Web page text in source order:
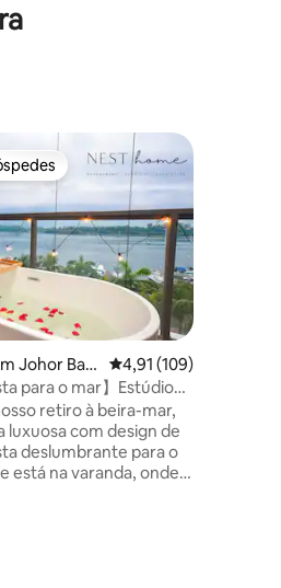
5 estrelas, 56avaliações
Johor Bah
Classificação média
4,91 (109)
para o mar】Estúdio
】09
retiro à beira-mar,
luxuosa com design de
deslumbrante para o